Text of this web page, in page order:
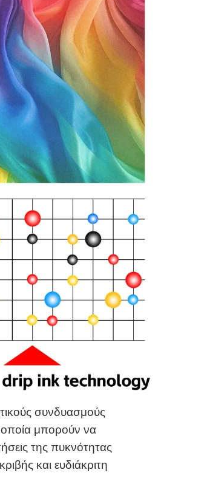
συνδυασμούς
οποία μπορούν να
της πυκνότητας
και ευδιάκριτη